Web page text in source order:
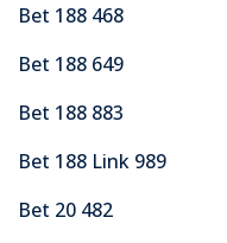
Bet 188 468
Bet 188 649
Bet 188 883
Bet 188 Link 989
Bet 20 482